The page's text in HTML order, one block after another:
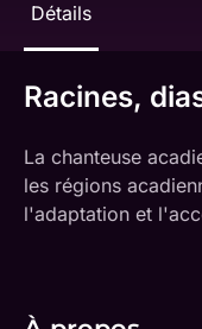
Détails
Racines,
La chanteuse
les régions
l'adaptation et